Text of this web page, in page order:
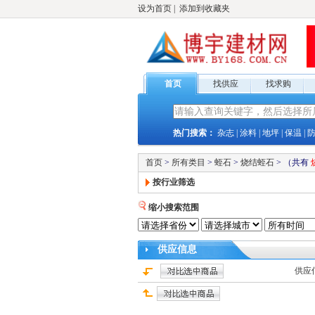
设为首页 添加到收藏夹
首页 找供应 找求购
热门搜索： 杂志 涂料 地坪 保温
首页 > 所有类目 > 蛭石 > 烧结蛭石 > （共有
按行业筛选
缩小搜索范围
供应信息
供应